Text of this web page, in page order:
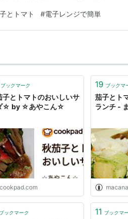
トマト」を調理します。 ぷっくりとふ
た。 ト…
とトマト #電子レンジで簡単
ブックマーク
子とトマトのおいしいサ
☆ by ☆あやこん☆
cookpad.com
19 ブックマ
茄子とト
ランチ -
ブックマーク 11 ブックマ